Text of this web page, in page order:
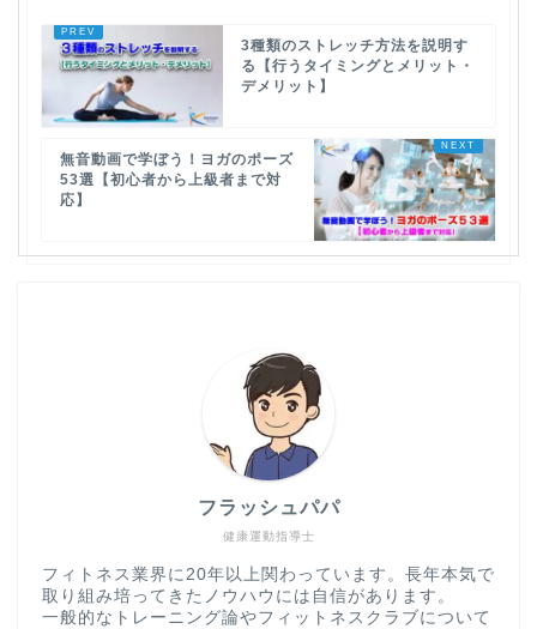
3種類のストレッチ方法を説明す
る【行うタイミングとメリット・
デメリット】
無音動画で学ぼう！ヨガのポーズ
53選【初心者から上級者まで対
応】
健康運動指導士
フラッシュパパ
フィトネス業界に20年以上関わっています。長年本気で
取り組み培ってきたノウハウには自信があります。
一般的なトレーニング論やフィットネスクラブについて